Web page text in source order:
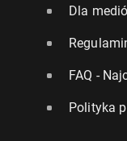
Dla
Polityka